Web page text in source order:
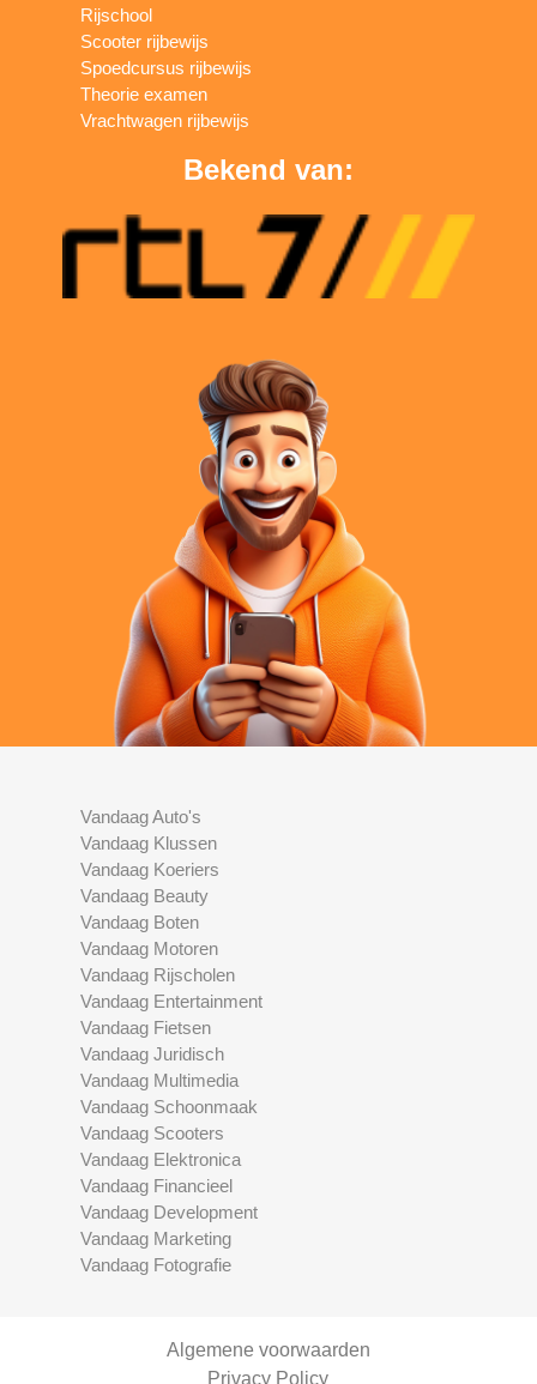
Rijschool
Scooter rijbewijs
Spoedcursus rijbewijs
Theorie examen
Vrachtwagen rijbewijs
Bekend van:
Vandaag Auto's
Vandaag Klussen
Vandaag Koeriers
Vandaag Beauty
Vandaag Boten
Vandaag Motoren
Vandaag Rijscholen
Vandaag Entertainment
Vandaag Fietsen
Vandaag Juridisch
Vandaag Multimedia
Vandaag Schoonmaak
Vandaag Scooters
Vandaag Elektronica
Vandaag Financieel
Vandaag Development
Vandaag Marketing
Vandaag Fotografie
Algemene voorwaarden
Privacy Policy